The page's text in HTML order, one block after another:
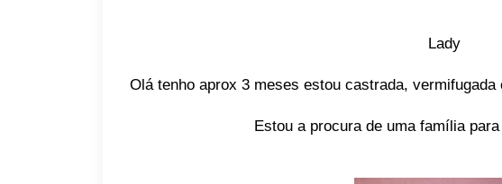
Lady
Olá tenho aprox 3 meses estou castrada,
Estou a procura de uma família